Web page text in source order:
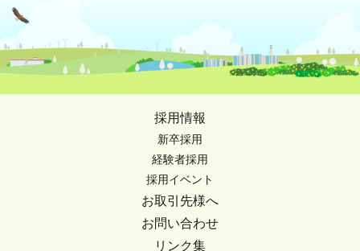
採用情報
新卒採用
経験者採用
採用イベント
お取引先様へ
お問い合わせ
リンク集